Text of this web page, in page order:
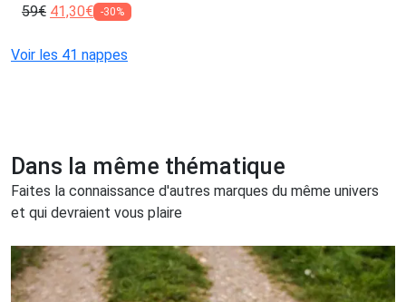
59€ 41,30€ -30%
Voir les 41 nappes
Dans la même thématique
Faites la connaissance d'autres marques du même univers
et qui devraient vous plaire